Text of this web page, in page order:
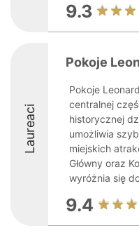
9.3
Laureaci
Pokoje
Pokoje
centralnej
historycznej
umożliwia
miejskich
Główny oraz
wyróżnia się
9.4